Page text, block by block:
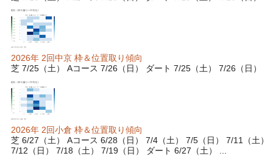
2026年 2回中京 枠＆位置取り傾向
芝 7/25（土） Aコース 7/26（日） ダート 7/25（土） 7/26（日）
2026年 2回小倉 枠＆位置取り傾向
芝 6/27（土） Aコース 6/28（日） 7/4（土） 7/5（日） 7/11（土）
7/12（日） 7/18（土） 7/19（日） ダート 6/27（土） ...